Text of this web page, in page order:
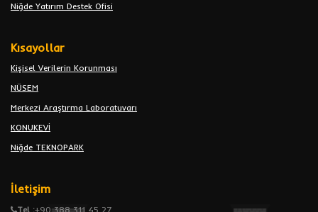
Niğde Yatırım Destek Ofisi
Kısayollar
Kişisel Verilerin Korunması
NÜSEM
Merkezi Araştırma Laboratuvarı
KONUKEVİ
Niğde TEKNOPARK
İletişim
Tel :+90 388 311 45 27